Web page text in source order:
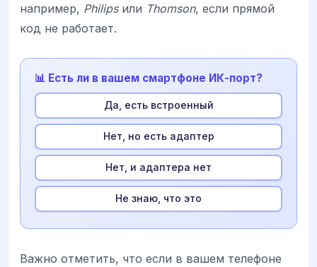
например, Philipsили Thomson, если прямой
код не работает.
📊 Есть ли в вашем смартфоне ИК-порт?
Да, есть встроенный
Нет, но есть адаптер
Нет, и адаптера нет
Не знаю, что это
Важно отметить, что если в вашем телефоне